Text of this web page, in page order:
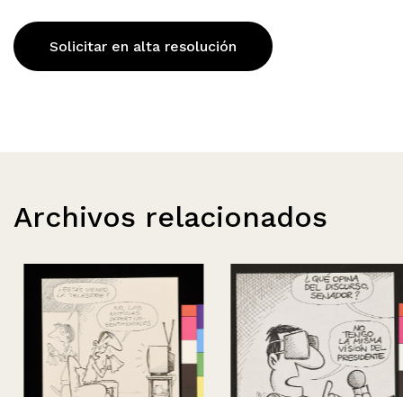
Solicitar en alta resolución
Archivos relacionados